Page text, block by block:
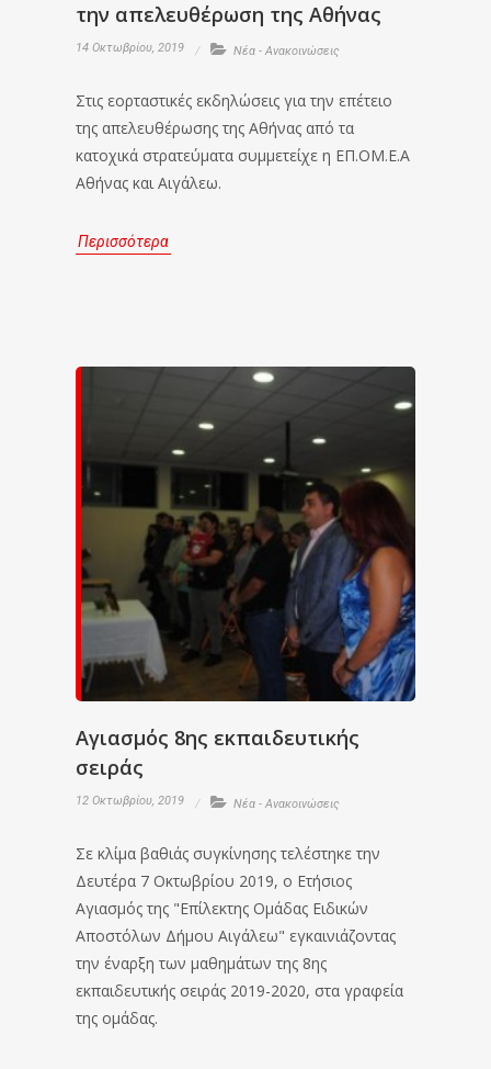
την απελευθέρωση της Αθήνας
14 Οκτωβρίου, 2019 Νέα - Ανακοινώσεις
Στις εορταστικές εκδηλώσεις για την επέτειο
της απελευθέρωσης της Αθήνας από τα
κατοχικά στρατεύματα συμμετείχε η ΕΠ.ΟΜ.Ε.Α
Αθήνας και Αιγάλεω.
Περισσότερα
Αγιασμός 8ης εκπαιδευτικής
σειράς
12 Οκτωβρίου, 2019 Νέα - Ανακοινώσεις
Σε κλίμα βαθιάς συγκίνησης τελέστηκε την
Δευτέρα 7 Οκτωβρίου 2019, ο Ετήσιος
Αγιασμός της "Επίλεκτης Ομάδας Ειδικών
Αποστόλων Δήμου Αιγάλεω" εγκαινιάζοντας
την έναρξη των μαθημάτων της 8ης
εκπαιδευτικής σειράς 2019-2020, στα γραφεία
της ομάδας.